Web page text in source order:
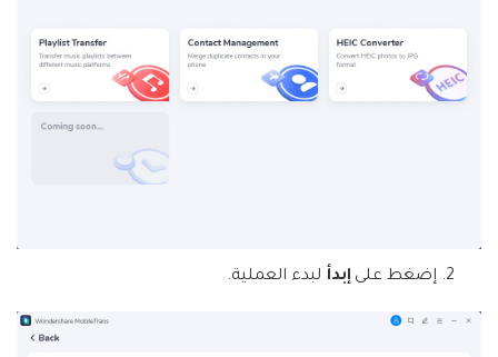
إضغط علىإبدأ لبدء العملية.